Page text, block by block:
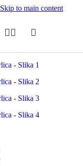
Skip to main content